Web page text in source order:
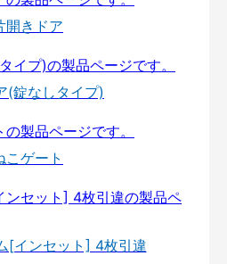
開きドア
(錠なしタイプ)
こゲート
[インセット] 4枚引違